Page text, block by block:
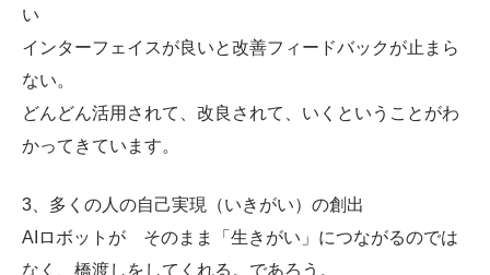
い
インターフェイスが良いと改善フィードバックが止まら
ない。
どんどん活用されて、改良されて、いくということがわ
かってきています。
3、多くの人の自己実現（いきがい）の創出
AIロボットが そのまま「生きがい」につながるのでは
なく、橋渡しをしてくれる。であろう。